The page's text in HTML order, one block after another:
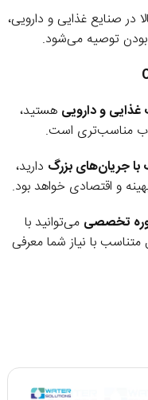
در صنایع غذایی و دارویی،
بودن توصیه می‌شود.
و دارویی هستید،
مناسب‌تری است.
جریان‌های بزرگ دارید،
و اقتصادی خواهد بود.
تخصصی می‌توانید با
با نیاز شما معرفی